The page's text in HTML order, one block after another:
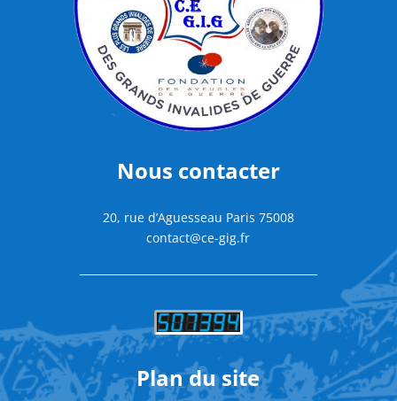
Nous contacter
20, rue d’Aguesseau Paris 75008
contact@ce-gig.fr
Plan du site